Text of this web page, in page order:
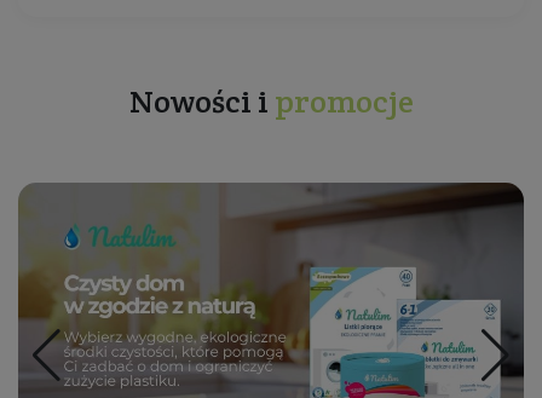
Nowości i promocje